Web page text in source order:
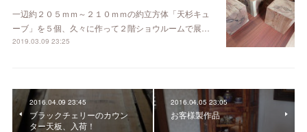
一辺約２０５ｍｍ～２１０ｍｍの約立方体「天杉キュ
ーブ」を５個、久々に作って２階ショウルームで展…
2019.03.09 23:25
2016.04.09 23:45
ブラックチェリーのカウン
ター天板、入荷！
2016.04.05 23:05
お客様製作品